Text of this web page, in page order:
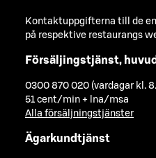
Kontaktuppgifterna till de
på respektive restaurangs
Försäljingstjänst,
0300 870 020 (vardagar kl.
51 cent/min + lna/msa
Alla försäljningstjänster
Ägarkundtjänst